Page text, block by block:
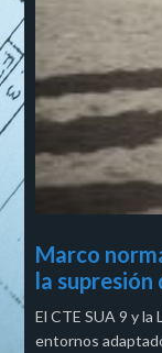
Marco
la
El CTE SUA 9 y
entornos